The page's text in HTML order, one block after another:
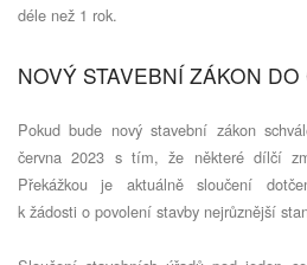
déle než 1 rok.
NOVÝ STAVEBNÍ ZÁKON
Pokud bude nový stavební zákon
června 2023 s tím, že některé dílčí
Překážkou je aktuálně sloučení
k žádosti o povolení stavby nejrůznější